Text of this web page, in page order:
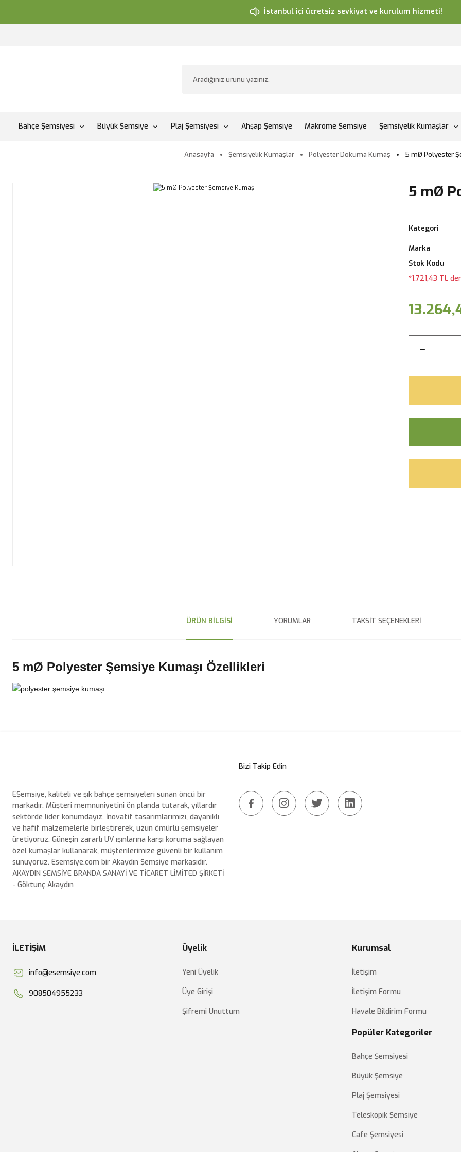
İstanbul içi ücretsiz sevkiyat ve kurulum hizmeti!
Bahçe Şemsiyesi Büyük Şemsiye Plaj Şemsiyesi Ahşap Şemsiye Makrome Şemsiye Şemsiyelik Kumaşlar
Anasayfa Şemsiyelik Kumaşlar Polyester Dokuma Kumaş 5 mØ Polyester
5 mØ
Kategori
Marka
Stok Kodu
*1.721,43 TL
ÜRÜN BILGISI YORUMLAR TAKSIT SEÇENEKLERI
5 mØ Polyester Şemsiye Kumaşı Özellikleri
Ürün bilgilerinde hatalar bulunuyor.
Ürün fiyatı diğer sitelerden daha pahalı.
Bu ürüne benzer farklı alternatifler olmalı.
EŞemsiye, kaliteli ve şık bahçe şemsiyeleri sunan öncü bir
markadır. Müşteri memnuniyetini ön planda tutarak, yıllardır
sektörde lider konumdayız. İnovatif tasarımlarımızı, dayanıklı
ve hafif malzemelerle birleştirerek, uzun ömürlü şemsiyeler
üretiyoruz. Güneşin zararlı UV ışınlarına karşı koruma sağlayan
özel kumaşlar kullanarak, müşterilerimize güvenli bir kullanım
sunuyoruz. Esemsiye.com bir Akaydın Şemsiye markasıdır.
AKAYDIN ŞEMSİYE BRANDA SANAYİ VE TİCARET LİMİTED ŞİRKETİ
- Göktunç Akaydın
Bizi Takip Edin
İLETİŞİM
info@esemsiye.com
908504955233
Üyelik
Yeni Üyelik
Üye Girişi
Şifremi Unuttum
Kurumsal
İletişim
İletişim Formu
Havale Bildirim Formu
Popüler Kategoriler
Bahçe Şemsiyesi
Büyük Şemsiye
Plaj Şemsiyesi
Teleskopik Şemsiye
Cafe Şemsiyesi